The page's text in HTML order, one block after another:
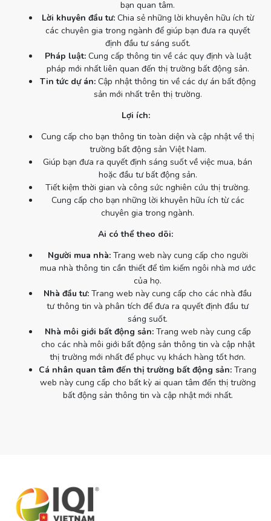
bạn quan tâm.
Lời khuyên đầu tư:Chia sẻ những lời khuyên hữu ích từ
các chuyên gia trong ngành để giúp bạn đưa ra quyết
định đầu tư sáng suốt.
Pháp luật:Cung cấp thông tin về các quy định và luật
pháp mới nhất liên quan đến thị trường bất động sản.
Tin tức dự án:Cập nhật thông tin về các dự án bất động
sản mới nhất trên thị trường.
Lợi ích:
Cung cấp cho bạn thông tin toàn diện và cập nhật về thị
trường bất động sản Việt Nam.
Giúp bạn đưa ra quyết định sáng suốt về việc mua, bán
hoặc đầu tư bất động sản.
Tiết kiệm thời gian và công sức nghiên cứu thị trường.
Cung cấp cho bạn những lời khuyên hữu ích từ các
chuyên gia trong ngành.
Ai có thể theo dõi:
Người mua nhà:Trang web này cung cấp cho người
mua nhà thông tin cần thiết để tìm kiếm ngôi nhà mơ ước
của họ.
Nhà đầu tư: Trang web này cung cấp cho các nhà đầu
tư thông tin và phân tích để đưa ra quyết định đầu tư
sáng suốt.
Nhà môi giới bất động sản:Trang web này cung cấp
cho các nhà môi giới bất động sản thông tin và cập nhật
thị trường mới nhất để phục vụ khách hàng tốt hơn.
Cá nhân quan tâm đến thị trường bất động sản: Trang
web này cung cấp cho bất kỳ ai quan tâm đến thị trường
bất động sản thông tin và cập nhật mới nhất.